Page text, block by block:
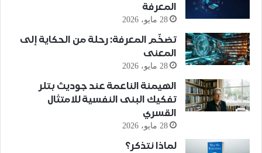
المعرفة
28 مايو، 2026
تضخّم المعرفة: رحلة من الحكاية إلى
المعنى
28 مايو، 2026
الهيمنة الناعمة عند جوديث بتلر
تفكيك البنى النفسية للامتثال
القسري
28 مايو، 2026
لماذا نتذكر؟